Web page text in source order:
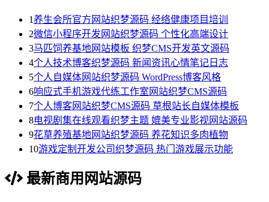
1养生会所官方网站织梦源码 经络健康项目培训
2微信小程序开发网站织梦源码 个性化高端设计
3马匹饲养基地网站模板 织梦CMS开发英文源码
4个人技术博客织梦源码 新闻资讯心情笔记日志
5个人自媒体网站织梦源码 WordPress博客风格
6响应式手机游戏代练工作室网站织梦CMS源码
7个人博客网站织梦CMS源码 草根站长自媒体模板
8电视剧集在线观看织梦主题 媲美专业影视网站源码
9花草养殖基地网站织梦源码 养花知识多肉植物
10游戏定制开发公司织梦源码 热门游戏展示功能
最新商用网站源码